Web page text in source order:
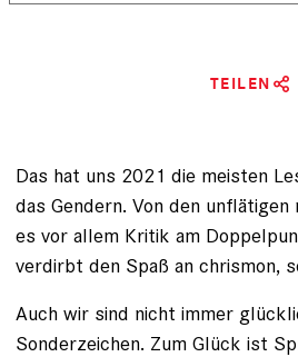
TEILEN
Das hat uns 2021 die meisten
das Gendern. Von den unflätigen
es vor allem Kritik am
verdirbt den Spaß an chrismon,
Auch wir sind nicht immer
Sonderzeichen. Zum Glück ist